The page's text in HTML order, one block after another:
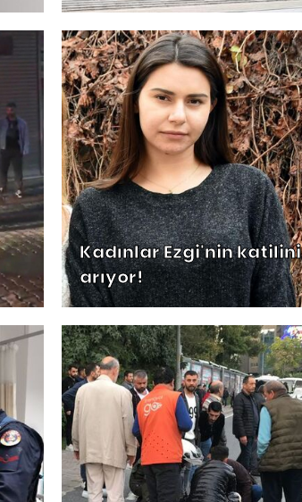
Kadınlar Ezgi'nin katilini
arıyor!